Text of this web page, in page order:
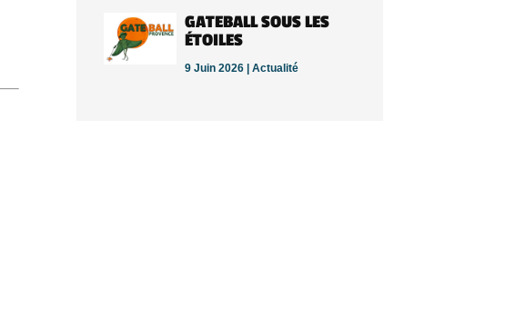
GATEBALL SOUS LES
ÉTOILES
9 Juin 2026 |Actualité